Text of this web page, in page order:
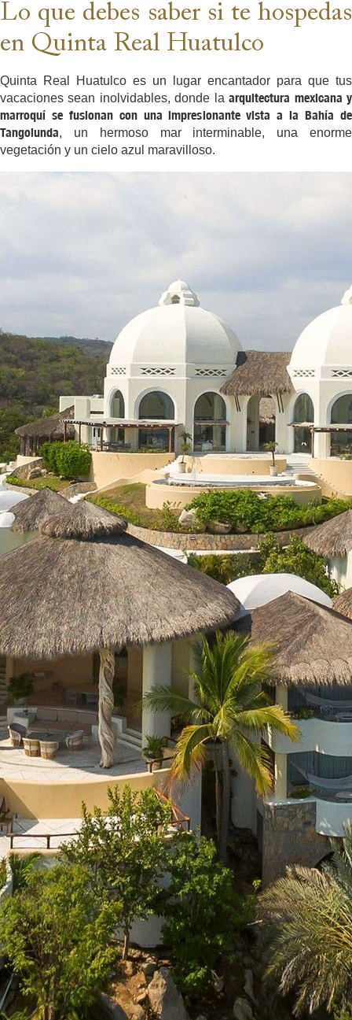
Lo que debes saber si te hospedas
en Quinta Real Huatulco
Quinta Real Huatulco es un lugar encantador para que tus
vacaciones sean inolvidables, donde laarquitectura mexicana y
marroquí se fusionan con una impresionante vista a la Bahía de
Tangolunda, un hermoso mar interminable, una enorme
vegetación y un cielo azul maravilloso.